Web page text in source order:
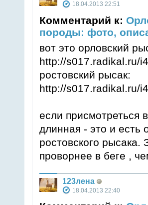
18.04.2013 22:51
Комментарий к:
породы: фото,
вот это орловский
http://s017.radikal.ru/
ростовский рысак:
http://s017.radikal.ru/
если присмотреться
длинная - это и есть
ростовского
проворнее в беге ,
123лена
18.04.2013 22:40